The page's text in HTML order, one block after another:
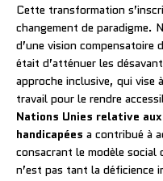
Cette transformation
changement de paradigme.
d’une vision compensatoire
était d’atténuer les
approche inclusive, qui vise
travail pour le rendre
Nations Unies relative
handicapées a contribué à
consacrant le modèle social
n’est pas tant la déficience